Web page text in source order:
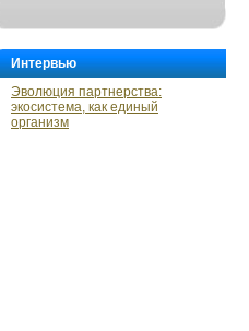
Интервью
Эволюция партнерства:
экосистема, как единый
организм